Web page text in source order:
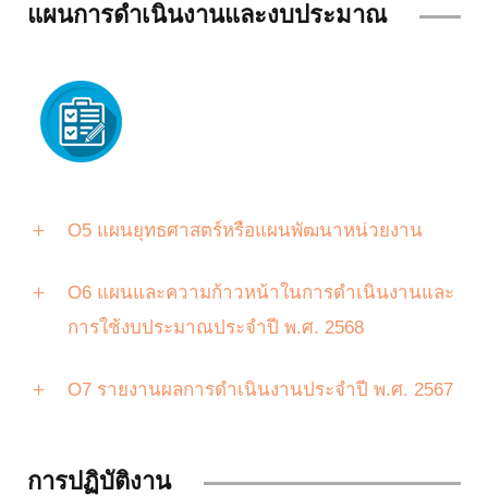
แผนการดำเนินงานและงบประมาณ
O5 แผนยุทธศาสตร์หรือแผนพัฒนาหน่วยงาน
O6 แผนและความก้าวหน้าในการดำเนินงานและ
การใช้งบประมาณประจำปี พ.ศ. 2568
O7 รายงานผลการดำเนินงานประจำปี พ.ศ. 2567
การปฏิบัติงาน